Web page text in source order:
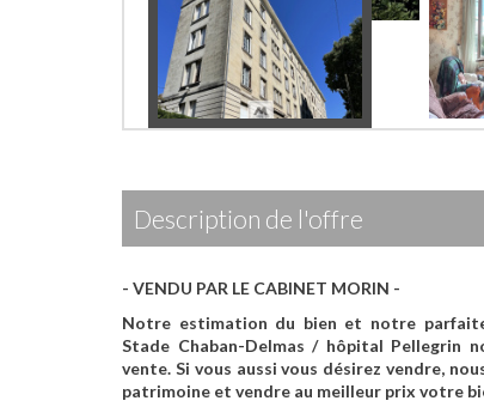
description de l'offre
- VENDU PAR LE CABINET MORIN -
Notre estimation du bien et notre
Stade Chaban-Delmas / hôpital Pellegrin
vente. Si vous aussi vous désirez vendre,
patrimoine et vendre au meilleur prix votre